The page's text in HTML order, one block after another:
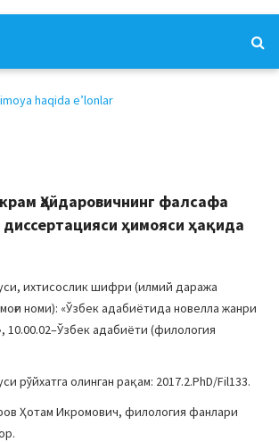
haqida e’lonlar
Ҳайдаровичнинг фалсафа
ҳимояси ҳақида
ихтисослик шифри (илмий даража
номи): «Ўзбек адабиётида новелла жанри
10.00.02–Ўзбек адабиёти (филология
рўйхатга олинган рақам: 2017.2.PhD/Fil133.
Ҳотам Икромович, филология фанлари